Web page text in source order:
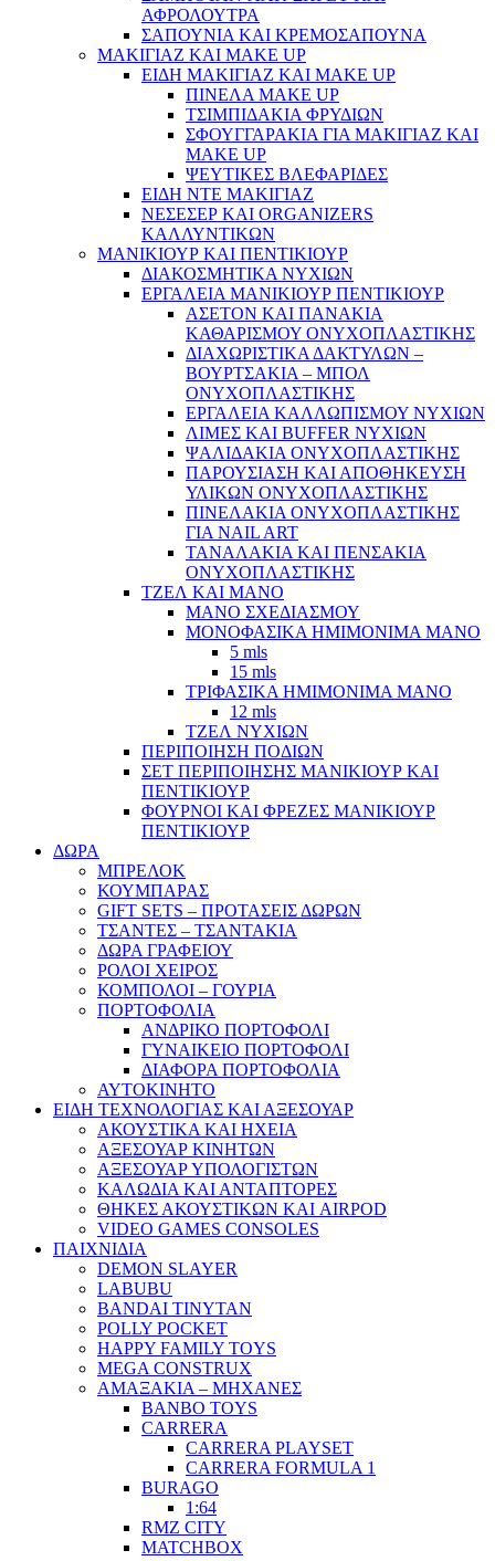
ΑΦΡΟΛΟΥΤΡΑ
ΣΑΠΟΥΝΙΑ ΚΑΙ ΚΡΕΜΟΣΑΠΟΥΝΑ
ΜΑΚΙΓΙΑΖ ΚΑΙ MAKE UP
ΕΙΔΗ ΜΑΚΙΓΙΑΖ ΚΑΙ MAKE UP
ΠΙΝΕΛΑ MAKE UP
ΤΣΙΜΠΙΔΑΚΙΑ ΦΡΥΔΙΩΝ
ΣΦΟΥΓΓΑΡΑΚΙΑ ΓΙΑ ΜΑΚΙΓΙΑZ ΚΑΙ
MAKE UP
ΨΕΥΤΙΚΕΣ ΒΛΕΦΑΡΙΔΕΣ
ΕΙΔΗ ΝΤΕ ΜΑΚΙΓΙΑΖ
ΝΕΣΕΣΕΡ ΚΑΙ ORGANIZERS
ΚΑΛΛΥΝΤΙΚΩΝ
ΜΑΝΙΚΙΟΥΡ ΚΑΙ ΠΕΝΤΙΚΙΟΥΡ
ΔΙΑΚΟΣΜΗΤΙΚΑ ΝΥΧΙΩΝ
ΕΡΓΑΛΕΙΑ ΜΑΝΙΚΙΟΥΡ ΠΕΝΤΙΚΙΟΥΡ
ΑΣΕΤΟΝ ΚΑΙ ΠΑΝΑΚΙΑ
ΚΑΘΑΡΙΣΜΟΥ ΟΝΥΧΟΠΛΑΣΤΙΚΗΣ
ΔΙΑΧΩΡΙΣΤΙΚΑ ΔΑΚΤΥΛΩΝ –
ΒΟΥΡΤΣΑΚΙΑ – ΜΠΟΛ
ΟΝΥΧΟΠΛΑΣΤΙΚΗΣ
ΕΡΓΑΛΕΙΑ ΚΑΛΛΩΠΙΣΜΟΥ ΝΥΧΙΩΝ
ΛΙΜΕΣ ΚΑΙ BUFFER ΝΥΧΙΩΝ
ΨΑΛΙΔΑΚΙΑ ΟΝΥΧΟΠΛΑΣΤΙΚΗΣ
ΠΑΡΟΥΣΙΑΣΗ ΚΑΙ ΑΠΟΘΗΚΕΥΣΗ
ΥΛΙΚΩΝ ΟΝΥΧΟΠΛΑΣΤΙΚΗΣ
ΠΙΝΕΛΑΚΙΑ ΟΝΥΧΟΠΛΑΣΤΙΚΗΣ
ΓΙΑ NAIL ART
ΤΑΝΑΛΑΚΙΑ ΚΑΙ ΠΕΝΣΑΚΙΑ
ΟΝΥΧΟΠΛΑΣΤΙΚΗΣ
ΤΖΕΛ ΚΑΙ ΜΑΝΟ
ΜΑΝΟ ΣΧΕΔΙΑΣΜΟΥ
ΜΟΝΟΦΑΣΙΚΑ ΗΜΙΜΟΝΙΜΑ ΜΑΝΟ
5 mls
15 mls
ΤΡΙΦΑΣΙΚΑ ΗΜΙΜΟΝΙΜΑ ΜΑΝΟ
12 mls
ΤΖΕΛ ΝΥΧΙΩΝ
ΠΕΡΙΠΟΙΗΣΗ ΠΟΔΙΩΝ
ΣΕΤ ΠΕΡΙΠΟΙΗΣΗΣ ΜΑΝΙΚΙΟΥΡ ΚΑΙ
ΠΕΝΤΙΚΙΟΥΡ
ΦΟΥΡΝΟΙ ΚΑΙ ΦΡΕΖΕΣ ΜΑΝΙΚΙΟΥΡ
ΠΕΝΤΙΚΙΟΥΡ
ΔΩΡΑ
ΜΠΡΕΛΟΚ
ΚΟΥΜΠΑΡΑΣ
GIFT SETS – ΠΡΟΤΑΣΕΙΣ ΔΩΡΩΝ
ΤΣΑΝΤΕΣ – ΤΣΑΝΤΑΚΙΑ
ΔΩΡΑ ΓΡΑΦΕΙΟΥ
ΡΟΛΟΙ ΧΕΙΡΟΣ
ΚΟΜΠΟΛΟΙ – ΓΟΥΡΙΑ
ΠΟΡΤΟΦΟΛΙΑ
ΑΝΔΡΙΚΟ ΠΟΡΤΟΦΟΛΙ
ΓΥΝΑΙΚΕΙΟ ΠΟΡΤΟΦΟΛΙ
ΔΙΑΦΟΡΑ ΠΟΡΤΟΦΟΛΙΑ
ΑΥΤΟΚΙΝΗΤΟ
ΕΙΔΗ ΤΕΧΝΟΛΟΓΙΑΣ ΚΑΙ ΑΞΕΣΟΥΑΡ
ΑΚΟΥΣΤΙΚΑ ΚΑΙ ΗΧΕΙΑ
ΑΞΕΣΟΥΑΡ ΚΙΝΗΤΩΝ
ΑΞΕΣΟΥΑΡ ΥΠΟΛΟΓΙΣΤΩΝ
ΚΑΛΩΔΙΑ ΚΑΙ ΑΝΤΑΠΤΟΡΕΣ
ΘΗΚΕΣ ΑΚΟΥΣΤΙΚΩΝ ΚΑΙ AIRPOD
VIDEO GAMES CONSOLES
ΠΑΙΧΝΙΔΙΑ
DEMON SLAYER
LABUBU
BANDAI TINYTAN
POLLY POCKET
HAPPY FAMILY TOYS
MEGA CONSTRUX
ΑΜΑΞΑΚΙΑ – ΜΗΧΑΝΕΣ
BANBO TOYS
CARRERA
CARRERA PLAYSET
CARRERA FORMULA 1
BURAGO
1:64
RMZ CITY
MATCHBOX